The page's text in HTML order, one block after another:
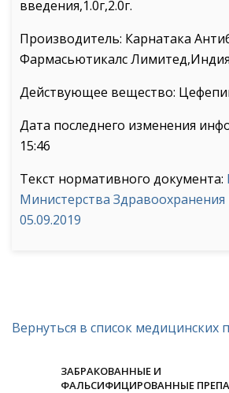
введения,1.0г,2.0г.
Производитель: Карнатака
Фармасьютикалс Лимитед,Индия
Действующее вещество:
Дата последнего изменения
15:46
Текст нормативного документа:
Министерства
05.09.2019
Вернуться в список медицинских
ЗАБРАКОВАННЫЕ И
ФАЛЬСИФИЦИРОВАННЫЕ